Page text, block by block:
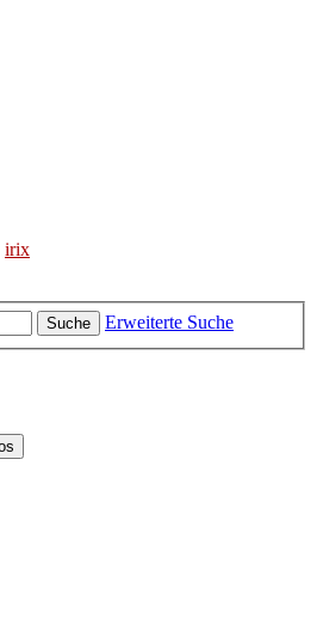
irix
Suche
Erweiterte Suche